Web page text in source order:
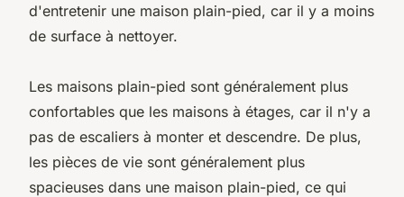
d'entretenir une maison plain-pied, car il y a moins
de surface à nettoyer.
Les maisons plain-pied sont généralement plus
confortables que les maisons à étages, car il n'y a
pas de escaliers à monter et descendre. De plus,
les pièces de vie sont généralement plus
spacieuses dans une maison plain-pied, ce qui